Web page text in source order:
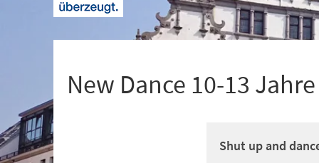
New Dance 10-13
Shut up and